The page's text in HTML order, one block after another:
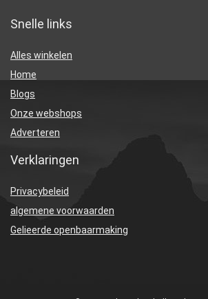
Snelle links
Alles winkelen
Home
Blogs
Onze webshops
Adverteren
Verklaringen
Privacybeleid
algemene voorwaarden
Gelieerde openbaarmaking